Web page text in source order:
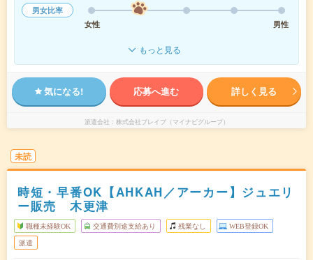
男女比率
女性
男性
もっと見る
気になる! 応募へ進む 詳しく見る
派遣会社 株式会社ブレイブ（マイナビグループ）
未読
時短・早番OK【AHKAH／アーカー】ジュエリ
ー販売 木更津
職種未経験OK 交通費別途支給あり 残業なし WEB登録OK
派遣